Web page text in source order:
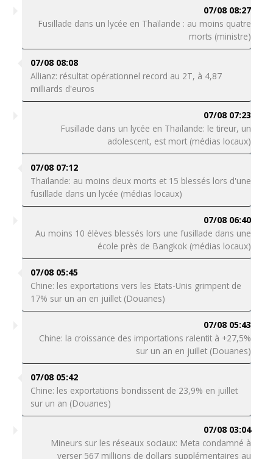
07/08 08:27
Fusillade dans un lycée en Thaïlande : au moins quatre
morts (ministre)
07/08 08:08
Allianz: résultat opérationnel record au 2T, à 4,87
milliards d'euros
07/08 07:23
Fusillade dans un lycée en Thaïlande: le tireur, un
adolescent, est mort (médias locaux)
07/08 07:12
Thaïlande: au moins deux morts et 15 blessés lors d'une
fusillade dans un lycée (médias locaux)
07/08 06:40
Au moins 10 élèves blessés lors une fusillade dans une
école près de Bangkok (médias locaux)
07/08 05:45
Chine: les exportations vers les Etats-Unis grimpent de
17% sur un an en juillet (Douanes)
07/08 05:43
Chine: la croissance des importations ralentit à +27,5%
sur un an en juillet (Douanes)
07/08 05:42
Chine: les exportations bondissent de 23,9% en juillet
sur un an (Douanes)
07/08 03:04
Mineurs sur les réseaux sociaux: Meta condamné à
verser 567 millions de dollars supplémentaires au